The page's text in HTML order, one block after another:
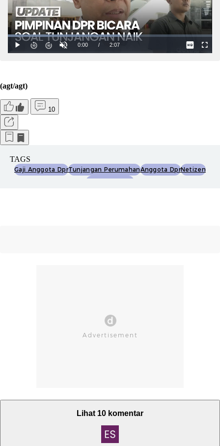
(agt/agt)
10
TAGS
Gaji Anggota DprTunjangan PerumahanAnggota DprNetizen
Lihat 10 komentar